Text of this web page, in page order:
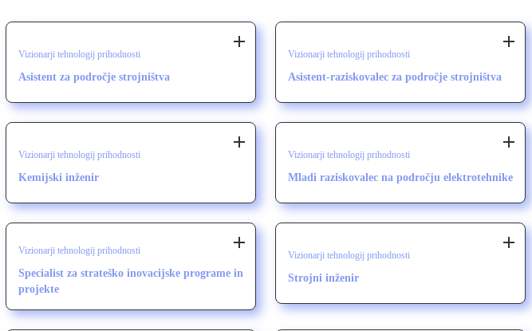
Vizionarji tehnologij prihodnosti
Asistent za področje strojništva
Vizionarji tehnologij prihodnosti
Asistent-raziskovalec za področje strojništva
Vizionarji tehnologij prihodnosti
Kemijski inženir
Vizionarji tehnologij prihodnosti
Mladi raziskovalec na področju elektrotehnike
Vizionarji tehnologij prihodnosti
Specialist za strateško inovacijske programe in
projekte
Vizionarji tehnologij prihodnosti
Strojni inženir